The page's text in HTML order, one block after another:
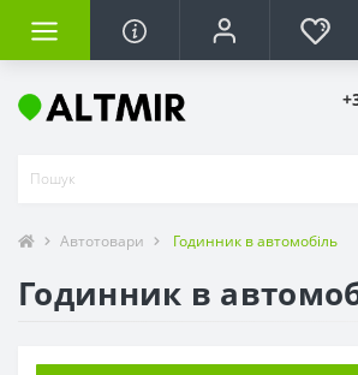
Автотовари Годинник в автомобіль
Годинник в